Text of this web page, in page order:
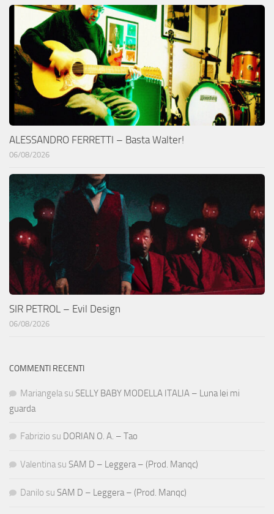
ALESSANDRO FERRETTI – Basta Walter!
06/08/2026
SIR PETROL – Evil Design
06/08/2026
COMMENTI RECENTI
Mariangela su SELLY BABY MODELLA ITALIA – Luna lei mi
guarda
Fabrizio su DORIAN O. A. – Tao
Valentina su SAM D – Leggera – (Prod. Manqc)
Danilo su SAM D – Leggera – (Prod. Manqc)